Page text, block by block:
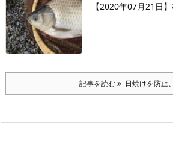
【2020年07月21日】
記事を読む 日焼けを防止